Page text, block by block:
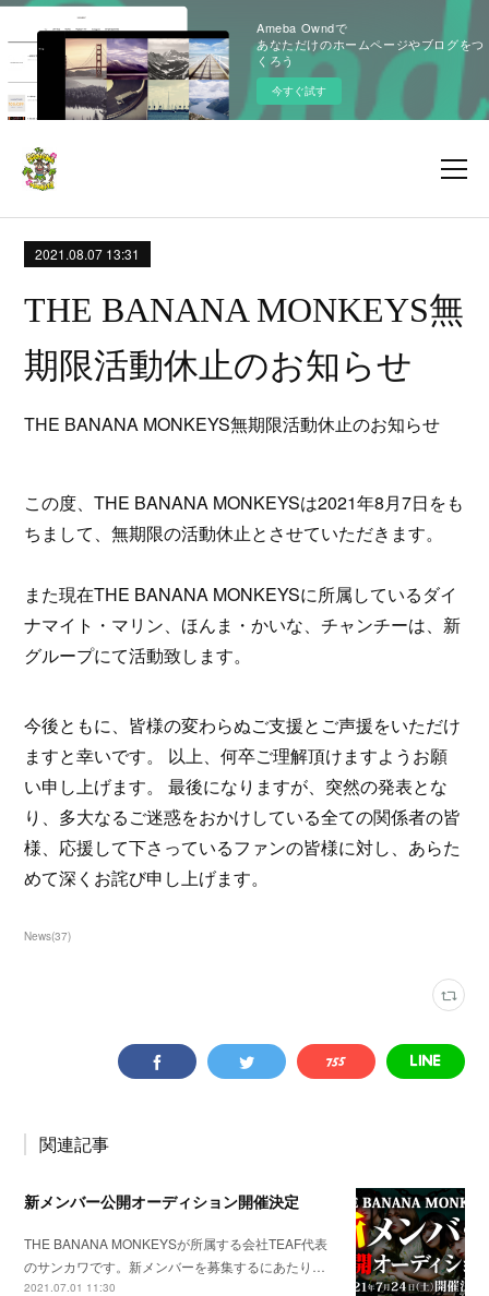
Ameba Owndで
あなただけのホームページやブログをつ
くろう
今すぐ試す
2021.08.07 13:31
THE BANANA MONKEYS無
期限活動休止のお知らせ
THE BANANA MONKEYS無期限活動休止のお知らせ
この度、THE BANANA MONKEYSは2021年8月7日をも
ちまして、無期限の活動休止とさせていただきます。
また現在THE BANANA MONKEYSに所属しているダイ
ナマイト・マリン、ほんま・かいな、チャンチーは、新
グループにて活動致します。
今後ともに、皆様の変わらぬご支援とご声援をいただけ
ますと幸いです。 以上、何卒ご理解頂けますようお願
い申し上げます。 最後になりますが、突然の発表とな
り、多大なるご迷惑をおかけしている全ての関係者の皆
様、応援して下さっているファンの皆様に対し、あらた
めて深くお詫び申し上げます。
News(37)
関連記事
新メンバー公開オーディション開催決定
THE BANANA MONKEYSが所属する会社TEAF代表
のサンカワです。新メンバーを募集するにあたり…
2021.07.01 11:30